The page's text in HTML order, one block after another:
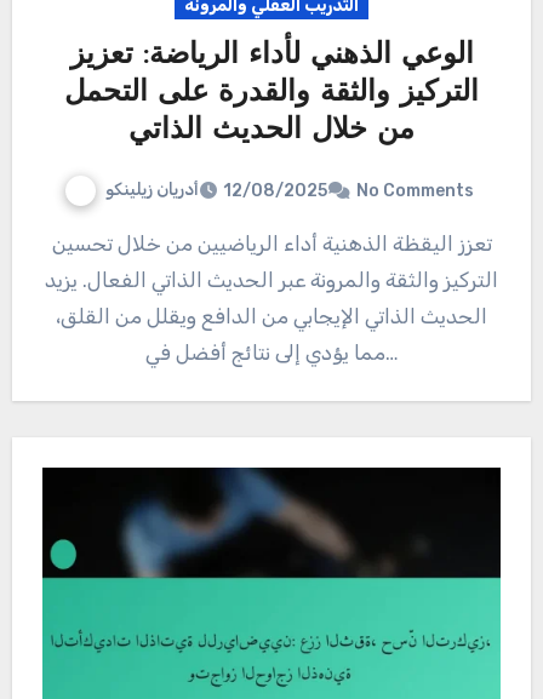
التدريب العقلي والمرونة
الوعي الذهني لأداء الرياضة: تعزيز
التركيز والثقة والقدرة على التحمل
من خلال الحديث الذاتي
أدريان زيلينكو 12/08/2025 No Comments
تعزز اليقظة الذهنية أداء الرياضيين من خلال تحسين
التركيز والثقة والمرونة عبر الحديث الذاتي الفعال. يزيد
الحديث الذاتي الإيجابي من الدافع ويقلل من القلق،
مما يؤدي إلى نتائج أفضل في…